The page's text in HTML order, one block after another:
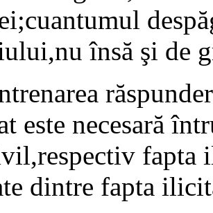
însă şi de
este necesară
fapta
dintre fapta